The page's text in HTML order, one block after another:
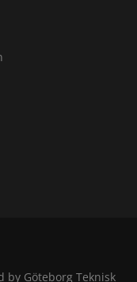
by Göteborg Teknisk